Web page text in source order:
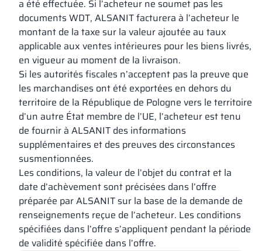
a été effectuée. Si l’acheteur ne soumet pas les
documents WDT, ALSANIT facturera à l’acheteur le
montant de la taxe sur la valeur ajoutée au taux
applicable aux ventes intérieures pour les biens livrés,
en vigueur au moment de la livraison.
Si les autorités fiscales n’acceptent pas la preuve que
les marchandises ont été exportées en dehors du
territoire de la République de Pologne vers le territoire
d’un autre État membre de l’UE, l’acheteur est tenu
de fournir à ALSANIT des informations
supplémentaires et des preuves des circonstances
susmentionnées.
Les conditions, la valeur de l’objet du contrat et la
date d’achèvement sont précisées dans l’offre
préparée par ALSANIT sur la base de la demande de
renseignements reçue de l’acheteur. Les conditions
spécifiées dans l’offre s’appliquent pendant la période
de validité spécifiée dans l’offre.